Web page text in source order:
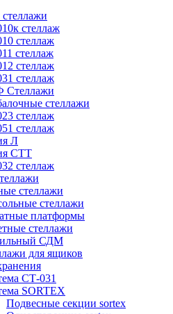
стеллаж
стеллаж
стеллаж
стеллаж
стеллаж
стеллажи
стеллаж
стеллаж
Л
СТТ
стеллаж
стеллажи
стеллажи
платформы
стеллажи
СДМ
для ящиков
СТ-031
SORTEX
Подвесные секции sortex